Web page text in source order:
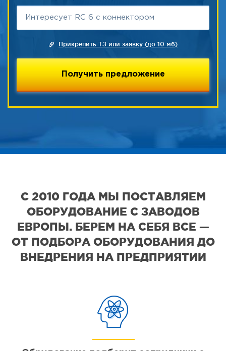
Прикрепить ТЗ или заявку (до 10 мб)
С 2010 ГОДА МЫ ПОСТАВЛЯЕМ
ОБОРУДОВАНИЕ С ЗАВОДОВ
ЕВРОПЫ. БЕРЕМ НА СЕБЯ ВСЕ —
ОТ ПОДБОРА ОБОРУДОВАНИЯ ДО
ВНЕДРЕНИЯ НА ПРЕДПРИЯТИИ